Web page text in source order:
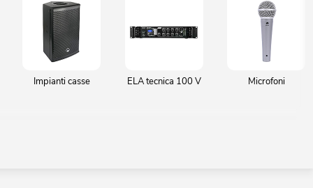
Impianti casse ELA tecnica 100 V Microfoni